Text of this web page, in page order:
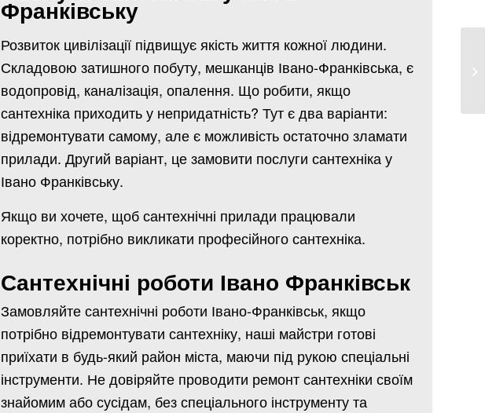
Франківську
Розвиток цивілізації підвищує якість життя кожної людини.
Складовою затишного побуту, мешканців Івано-Франківська, є
водопровід, каналізація, опалення. Що робити, якщо
сантехніка приходить у непридатність? Тут є два варіанти:
відремонтувати самому, але є можливість остаточно зламати
прилади. Другий варіант, це замовити послуги сантехніка у
Івано Франківську.
Якщо ви хочете, щоб сантехнічні прилади працювали
коректно, потрібно викликати професійного сантехніка.
Сантехнічні роботи Івано Франківськ
Замовляйте сантехнічні роботи Івано-Франківськ, якщо
потрібно відремонтувати сантехніку, наші майстри готові
приїхати в будь-який район міста, маючи під рукою спеціальні
інструменти. Не довіряйте проводити ремонт сантехніки своїм
знайомим або сусідам, без спеціального інструменту та